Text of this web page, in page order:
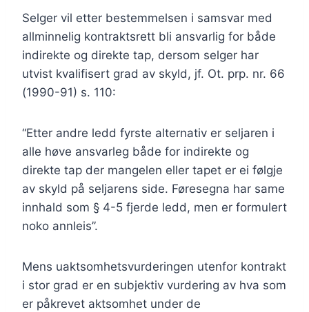
Selger vil etter bestemmelsen i samsvar med
allminnelig kontraktsrett bli ansvarlig for både
indirekte og direkte tap, dersom selger har
utvist kvalifisert grad av skyld, jf. Ot. prp. nr. 66
(1990-91) s. 110:
“Etter andre ledd fyrste alternativ er seljaren i
alle høve ansvarleg både for indirekte og
direkte tap der mangelen eller tapet er ei følgje
av skyld på seljarens side. Føresegna har same
innhald som § 4-5 fjerde ledd, men er formulert
noko annleis”.
Mens uaktsomhetsvurderingen utenfor kontrakt
i stor grad er en subjektiv vurdering av hva som
er påkrevet aktsomhet under de